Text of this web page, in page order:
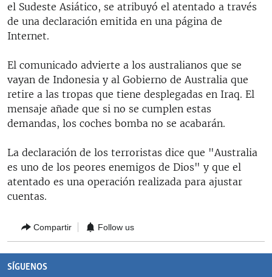
RADIO MARTÍ
ESPECIALES
ESPECIALES
LA REALIDAD DE LA VIVIENDA EN CUBA
SER VIEJO EN CUBA
KENTU-CUBANO
LOS SANTOS DE HIALEAH
DESINFORMACIÓN RUSA EN AMÉRICA LATINA
LA INVASIÓN DE RUSIA A UCRANIA
MULTIMEDIA
EDITORIALES
SÍGUENOS
el Sudeste Asiático, se atribuyó el atentado a través
de una declaración emitida en una página de
Internet.
El comunicado advierte a los australianos que se
vayan de Indonesia y al Gobierno de Australia que
retire a las tropas que tiene desplegadas en Iraq. El
mensaje añade que si no se cumplen estas
demandas, los coches bomba no se acabarán.
La declaración de los terroristas dice que "Australia
es uno de los peores enemigos de Dios" y que el
atentado es una operación realizada para ajustar
cuentas.
Compartir Follow us
SÍGUENOS